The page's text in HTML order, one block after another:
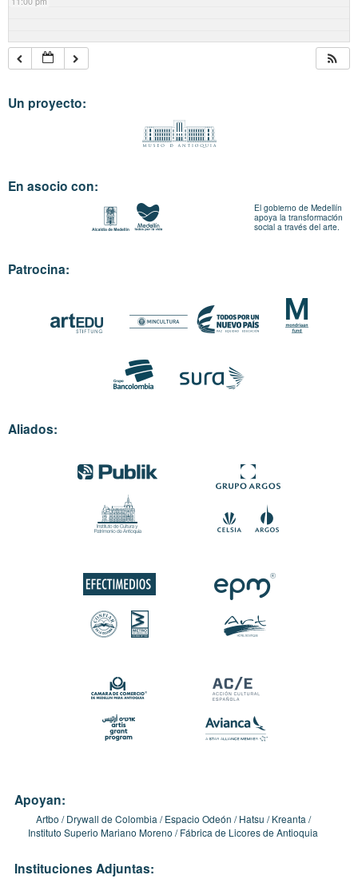
Un proyecto:
En asocio con:
El gobierno de Medellín
apoya la transformación
social a través del arte.
Patrocina:
Aliados:
Apoyan:
Artbo Drywall de Colombia Espacio Odeón Hatsu
Kreanta
Instituto Superio Mariano Moreno
Fábrica de Licores de Antioquia
Instituciones Adjuntas: